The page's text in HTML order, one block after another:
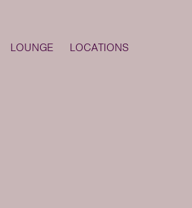
LOUNGE LOCATIONS